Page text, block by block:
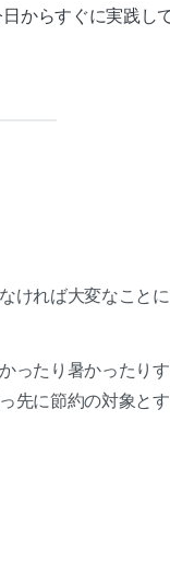
からすぐに実践し
ければ大変なこと
ったり暑かったり
先に節約の対象と